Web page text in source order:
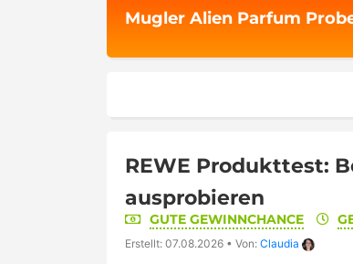
Mugler Alien Parfum
REWE Produkttest:
ausprobieren
GUTE GEWINNCHANCE
Erstellt: 07.08.2026 • Von: Claudia